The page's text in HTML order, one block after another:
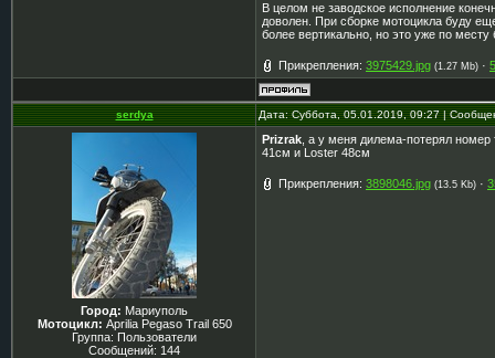
В целом не заводское исполнение
доволен. При сборке мотоцикла буду
более вертикально, но это уже по месту
Прикрепления: 3975429.jpg (1.27 Mb) ·
serdya Дата: Суббота, 05.01.2019, 09:27 |
Город: Мариуполь
Мотоцикл: Aprilia Pegaso Trail 650
Группа: Пользователи
Сообщений: 144
Prizrak , а у меня дилема-потерял
41см и Loster 48см
Прикрепления: 3898046.jpg (13.5 Kb) ·